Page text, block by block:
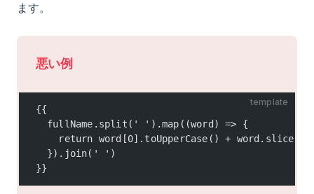
ます。
悪い例
template
{{
  fullName.split(' ').map((word) => {
    return word[0].toUpperCase() + word.slice(1)
  }).join(' ')
}}